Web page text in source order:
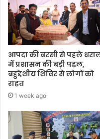
आपदा की बरसी से पहले
में प्रशासन की बड़ी पहल,
बहुद्देशीय शिविर से लोगों को
राहत
1 week ago